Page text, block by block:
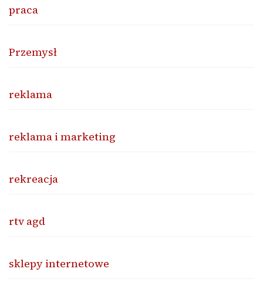
praca
Przemysł
reklama
reklama i marketing
rekreacja
rtv agd
sklepy internetowe